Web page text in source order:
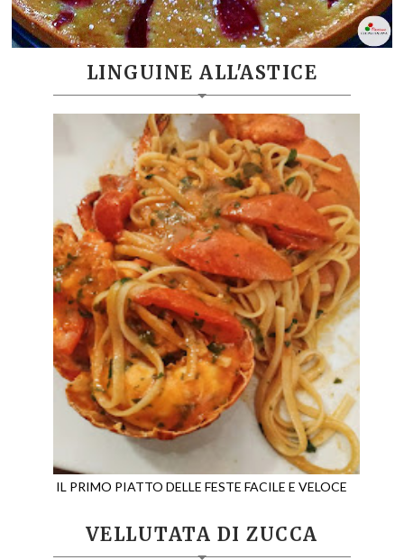
LINGUINE ALL'ASTICE
IL PRIMO PIATTO DELLE FESTE FACILE E VELOCE
VELLUTATA DI ZUCCA